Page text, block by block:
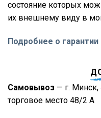
состояние которых
их внешнему виду в
Подробнее о гарантии
Самовывоз — г.
торговое место 48/2 А